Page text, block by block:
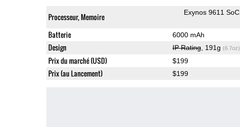
Processeur, Memoire Exynos 9611 SoC
Batterie 6000 mAh
Design IP Rating, 191g (6.7oz)
Prix du marché (USD) $199
Prix (au Lancement) $199